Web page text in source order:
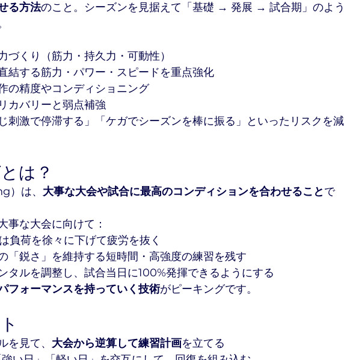
る方法のこと。シーズンを見据えて「基礎 → 発展 → 試合期」のよう
づくり（筋力・持久力・可動性）
結する筋力・パワー・スピードを重点強化
の精度やコンディショニング
カバリーと弱点補強
刺激で停滞する」「ケガでシーズンを棒に振る」といったリスクを減
は？
）は、 大事な大会や試合に最高のコンディションを合わせることで
事な大会に向けて：
負荷を徐々に下げて疲労を抜く
「鋭さ」を維持する短時間・高強度の練習を残す
タルを調整し、試合当日に100%発揮できるようにする
フォーマンスを持っていく技術がピーキングです。
を見て、 大会から逆算して練習計画を立てる